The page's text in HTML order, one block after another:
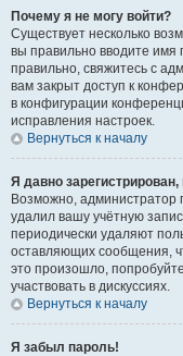
Почему я не могу войти?
Существует несколько
вы правильно вводите имя
правильно, свяжитесь с
вам закрыт доступ к
в конфигурации
исправления настроек.
Вернуться к началу
Я давно
Возможно, администратор
удалил вашу учётную
периодически удаляют
оставляющих сообщения,
это произошло,
участвовать в дискуссиях.
Вернуться к началу
Я забыл пароль!